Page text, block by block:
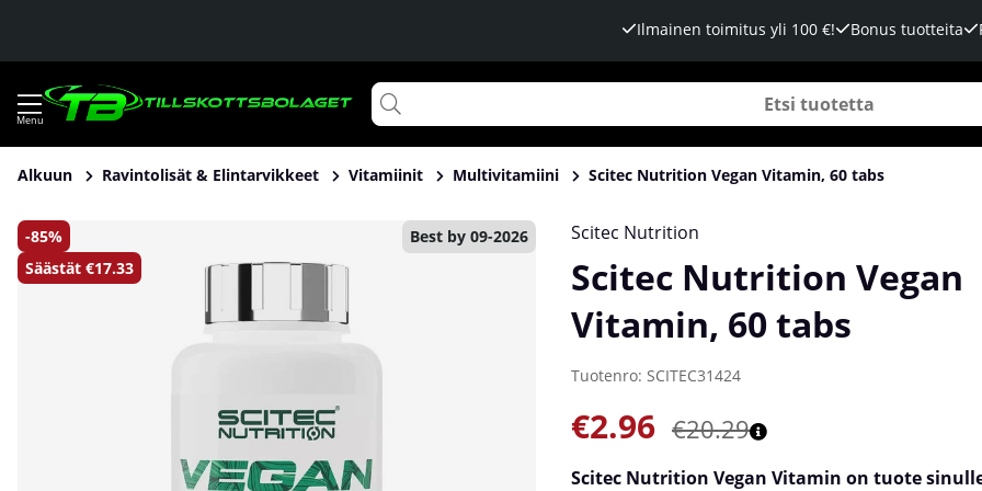
Ilmainen toimitus yli 100 €! Bonus tuotteita
Alkuun Ravintolisät & Elintarvikkeet Vitamiinit Multivitamiini Scitec Nutrition Vegan Vitamin, 60 tabs
85
Säästät €17.33
Best by 09-2026
Tuotekuvat Scitec Nutrition Vegan Vitamin, 60 tabs Scitec Nutrition
Scitec Nutrition Vegan
Vitamin, 60 tabs
Tuotenro: SCITEC31424
€20.29
€2.96
Scitec Nutrition Vegan Vitamin on tuote